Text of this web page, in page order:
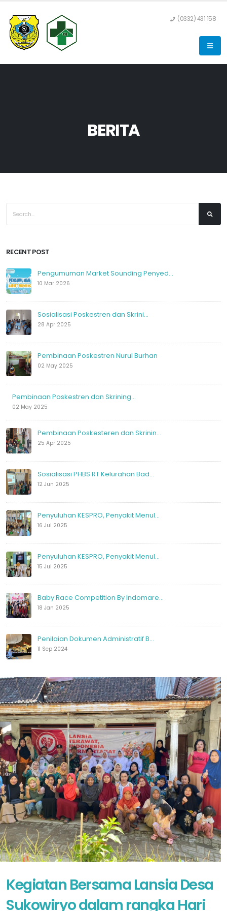
(0332) 431 158
BERITA
RECENT POST
Pengumuman Market Sounding Penyed...
10 Mar 2026
Sosialisasi Poskestren dan Skrini...
28 Apr 2025
Pembinaan Poskestren Nurul Burhan
02 May 2025
Pembinaan Poskestren dan Skrining...
02 May 2025
Pembinaan Poskesteren dan Skrinin...
25 Apr 2025
Sosialisasi PHBS RT Kelurahan Bad...
12 Jun 2025
Penyuluhan KESPRO, Penyakit Menul...
16 Jul 2025
Penyuluhan KESPRO, Penyakit Menul...
15 Jul 2025
Baby Race Competition By Indomare...
18 Jan 2025
Penilaian Dokumen Administratif B...
11 Sep 2024
Kegiatan Bersama Lansia Desa
Sukowiryo dalam rangka Hari